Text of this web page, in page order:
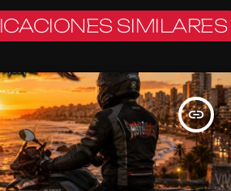
SIMILARES
insert_link